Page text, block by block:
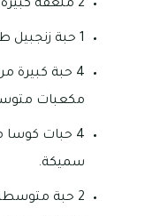
2 ملعقة كبيرة من معجون الطاطم.
1 حبة زنجبيل طازج – مُقشرة ومبشورة.,
4 حبة
مكعبات
4 حبات
سميكة.
2 حبة